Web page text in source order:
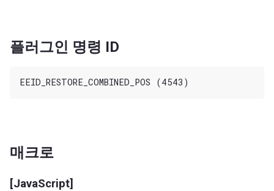
플러그인 명령 ID
매크로
[JavaScript]